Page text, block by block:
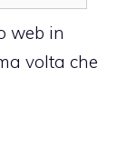
web in
volta che